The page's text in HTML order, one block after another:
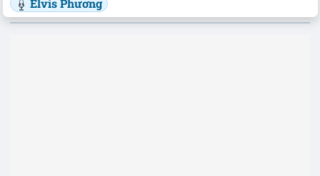
Elvis Phương